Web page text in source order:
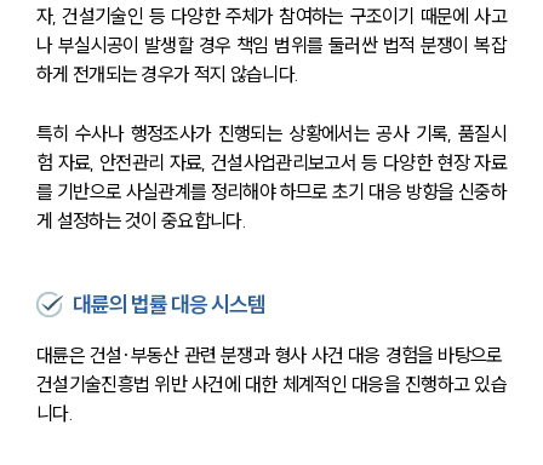
자, 건설기술인 등 다양한 주체가 참여하는 구조이기 때문에 사고
나 부실시공이 발생할 경우 책임 범위를 둘러싼 법적 분쟁이 복잡
하게 전개되는 경우가 적지 않습니다.
특히 수사나 행정조사가 진행되는 상황에서는 공사 기록, 품질시
험 자료, 안전관리 자료, 건설사업관리보고서 등 다양한 현장 자료
를 기반으로 사실관계를 정리해야 하므로 초기 대응 방향을 신중하
게 설정하는 것이 중요합니다.
대륜의 법률 대응 시스템
대륜은 건설·부동산 관련 분쟁과 형사 사건 대응 경험을 바탕으로
건설기술진흥법 위반 사건에 대한 체계적인 대응을 진행하고 있습
니다.